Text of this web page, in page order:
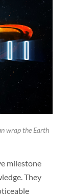
wrap the Earth
milestone
They